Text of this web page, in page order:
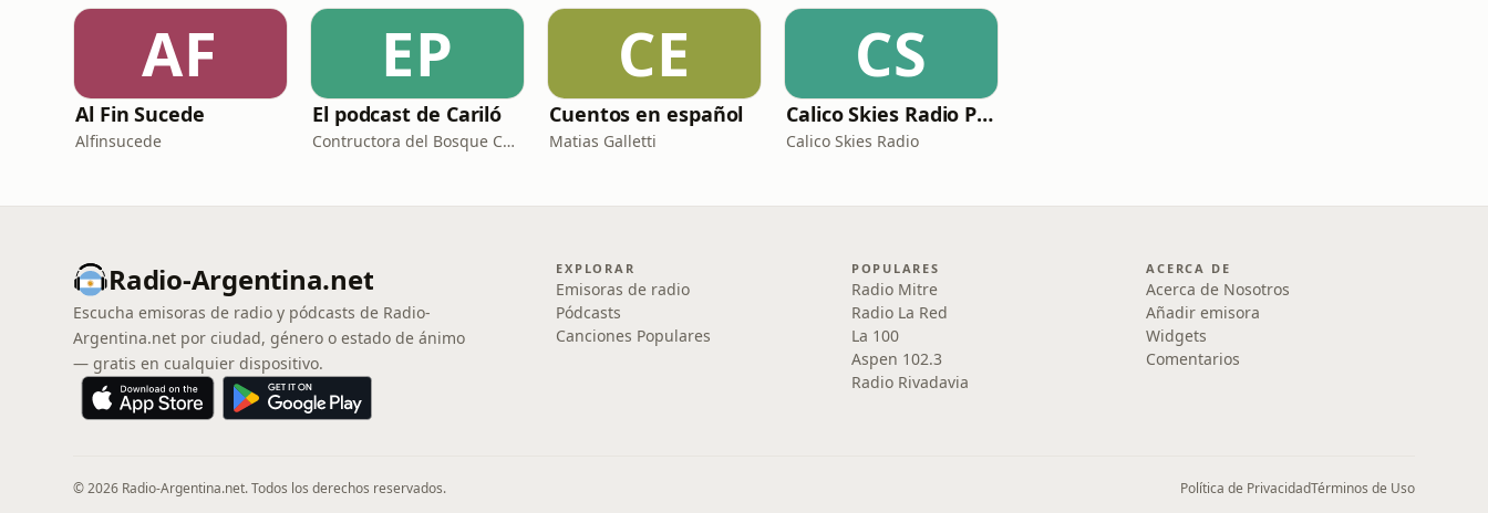
AF
Al Fin Sucede
Alfinsucede
EP
El podcast de Cariló
Contructora del Bosque Cariló
CE
Cuentos en español
Matias Galletti
CS
Calico Skies Radio Puro McCartney
Calico Skies Radio
Radio-Argentina.net
Escucha emisoras de radio y pódcasts de Radio-
Argentina.net por ciudad, género o estado de ánimo
— gratis en cualquier dispositivo.
EXPLORAR
Emisoras de radio
Pódcasts
Canciones Populares
POPULARES
Radio Mitre
Radio La Red
La 100
Aspen 102.3
Radio Rivadavia
ACERCA DE
Acerca de Nosotros
Añadir emisora
Widgets
Comentarios
© 2026 Radio-Argentina.net. Todos los derechos reservados. Política de PrivacidadTérminos de Uso